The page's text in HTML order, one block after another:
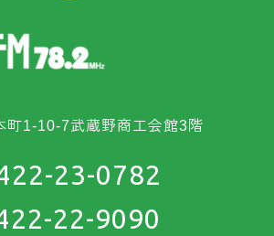
町1-10-7武蔵野商工会館3階
23-0782
22-9090